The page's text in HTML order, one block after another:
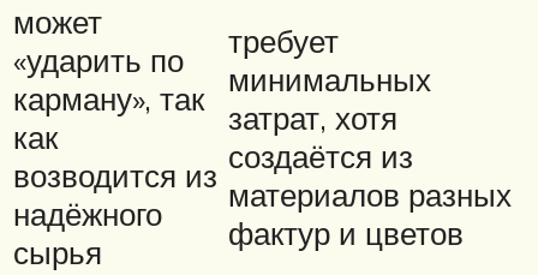
может
«ударить по
карману», так
как
возводится из
надёжного
сырья
требует
минимальных
затрат, хотя
создаётся из
материалов разных
фактур и цветов